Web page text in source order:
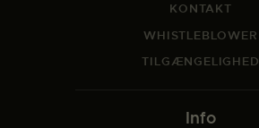
KONTAKT
WHISTLEBLOWER
TILGÆNGELIGHED
Info